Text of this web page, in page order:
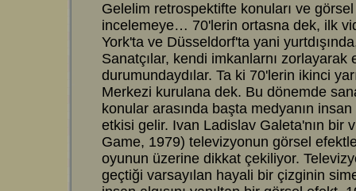
Gelelim retrospektifte konuları ve
incelemeye… 70'lerin ortasna dek, ilk
York'ta ve Düsseldorf'ta yani
Sanatçılar, kendi imkanlarnı zorlayarak
durumundaydılar. Ta ki 70'lerin ikinci
Merkezi kurulana dek. Bu dönemde
konular arasında başta medyanın
etkisi gelir. Ivan Ladislav Galeta'nın bir
Game, 1979) televizyonun görsel
oyunun üzerine dikkat çekiliyor.
geçtiği varsayılan hayali bir çizginin